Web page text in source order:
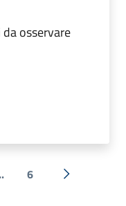
osservare
6 Successiva